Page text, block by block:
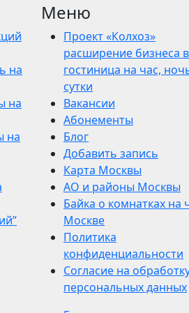
на
на
на
Меню
Проект «Колхоз»
расширение бизнеса
гостиница на час,
сутки
Вакансии
Абонементы
Блог
Добавить запись
Карта Москвы
АО и районы Москвы
Байка о комнатках на
Москве
Политика
конфиденциальности
Согласие на
персональных данных